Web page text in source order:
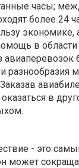
часы;
более 24
экономике,
в области
авиаперевозок
разнообразия
в
- это
может